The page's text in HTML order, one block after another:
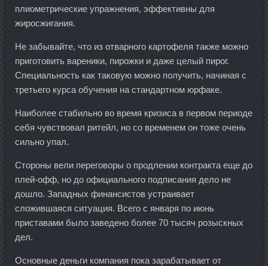
плиометрические упражнения, эффективны для
жиросжигания.
Не забывайте, что из отварного картофеля также можно
приготовить вареники, пирожки и даже целый пирог.
Специальность как таковую можно получить, начиная с
третьего курса обучения на стандартном юрфаке.
Наиболее стабильно во время кризиса в первом периоде
себя чувствовал ритейл, но со временем он тоже очень
сильно упал.
Стороны вели переговоры о продлении контракта еще до
плей-офф, но до официального подписания дело не
дошло. Западных финансистов устраивает
сложившаяся ситуация. Всего с января по июнь
приставами было заведено более 70 тысяч розыскных
дел.
Основные деньги компания пока зарабатывает от